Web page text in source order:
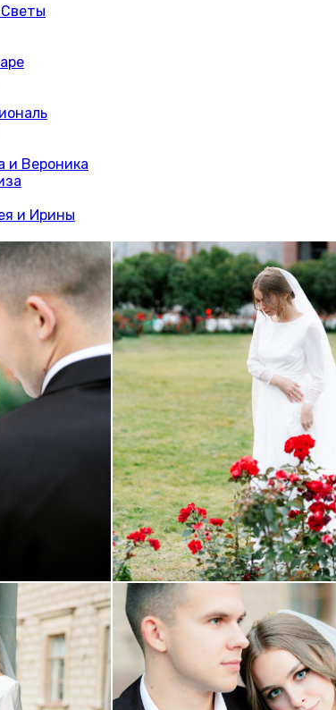
и Вероника
и Ирины